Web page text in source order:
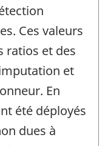
Ces valeurs
ratios et des
et
En
été déployés
dues à